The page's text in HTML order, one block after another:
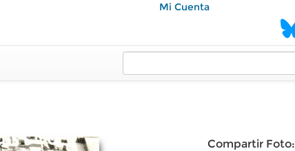
Mi Cuenta
Compartir Foto: